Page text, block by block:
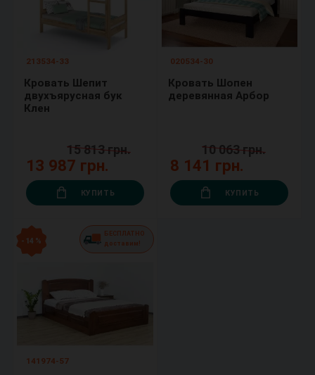
213534-33
Кровать Шепит
двухъярусная бук
Клен
13 987 грн.
15 813 грн.
КУПИТЬ
020534-30
Кровать Шопен
деревянная Арбор
8 141 грн.
10 063 грн.
КУПИТЬ
- 14 %
БЕСПЛАТНО
доставим!
141974-57